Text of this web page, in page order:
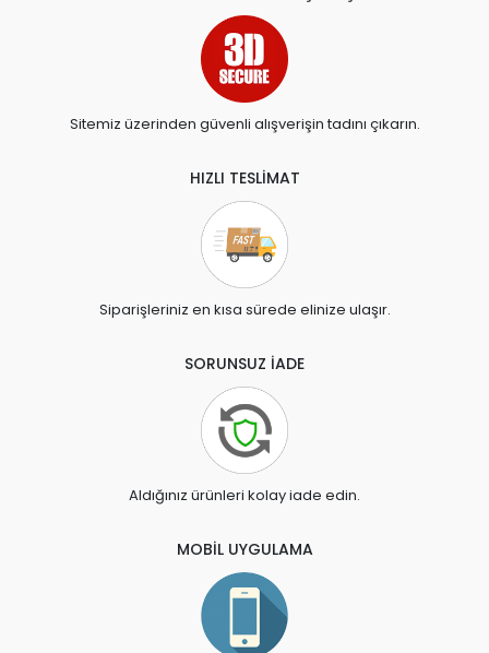
Sitemiz üzerinden güvenli alışverişin tadını çıkarın.
HIZLI TESLİMAT
Siparişleriniz en kısa sürede elinize ulaşır.
SORUNSUZ İADE
Aldığınız ürünleri kolay iade edin.
MOBİL UYGULAMA